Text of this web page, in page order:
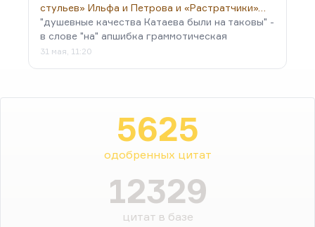
стульев» Ильфа и Петрова и «Растратчики»…
"душевные качества Катаева были на таковы" -
в слове "на" апшибка граммотическая
31 мая, 11:20
5625
одобренных цитат
12329
цитат в базе